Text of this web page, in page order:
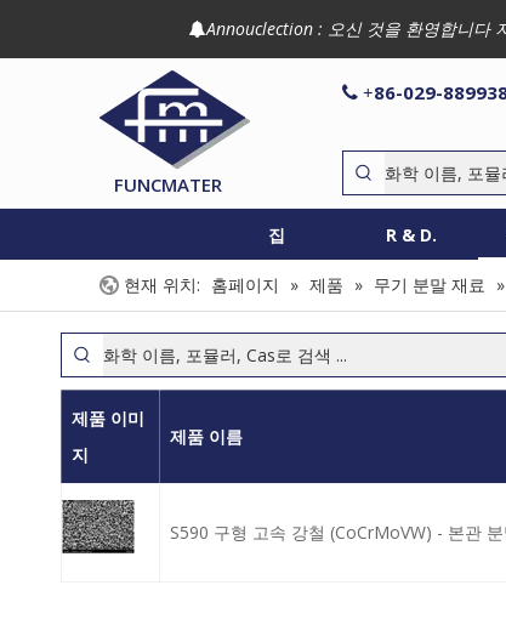
Annouclection : 오신 것을 환영합니다
FUNCMATER
 +86-029-
집 R & D.
현재 위치: 홈페이지 » 제품 » 무기 분말 재료 »
제품 이미
지
제품 이름
S590 구형 고속 강철 (CoCrMoVW) - 본관